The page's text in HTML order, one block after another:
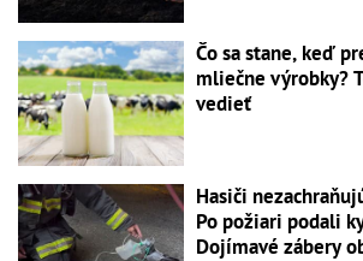
Čo sa stane, keď
mliečne výrobky?
vedieť
Hasiči
Po požiari podali
Dojímavé zábery